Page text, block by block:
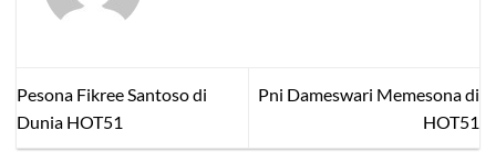
Pesona Fikree Santoso di
Dunia HOT51
Pni Dameswari Memesona di
HOT51